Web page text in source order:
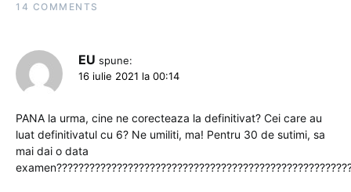
14 COMMENTS
EU spune:
16 iulie 2021 la 00:14
PANA la urma, cine ne corecteaza la definitivat? Cei care au
luat definitivatul cu 6? Ne umiliti, ma! Pentru 30 de sutimi, sa
mai dai o data